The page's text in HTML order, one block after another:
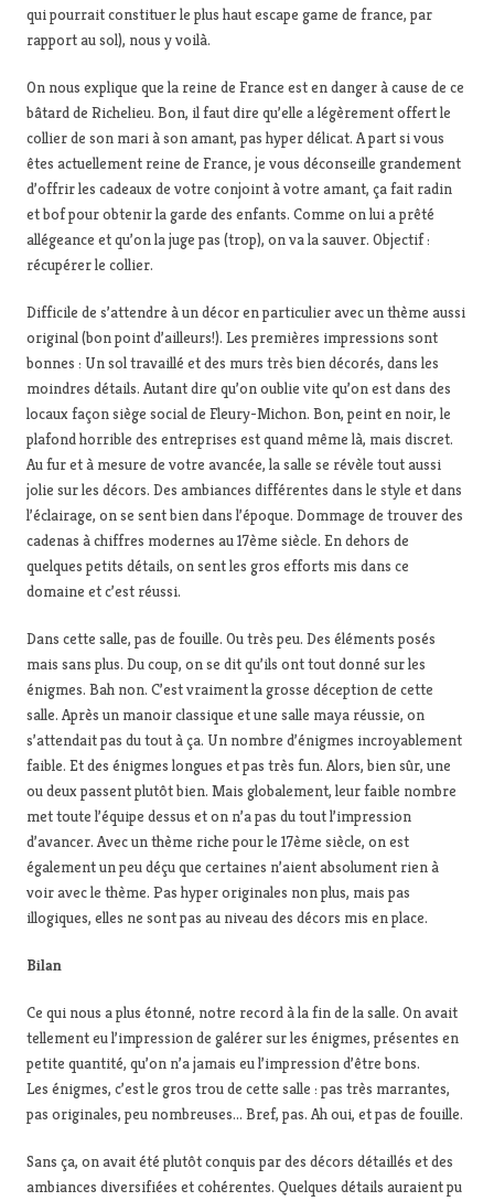
qui pourrait constituer le plus haut escape game de france, par
rapport au sol), nous y voilà.
On nous explique que la reine de France est en danger à cause de ce
bâtard de Richelieu. Bon, il faut dire qu’elle a légèrement offert le
collier de son mari à son amant, pas hyper délicat. A part si vous
êtes actuellement reine de France, je vous déconseille grandement
d’offrir les cadeaux de votre conjoint à votre amant, ça fait radin
et bof pour obtenir la garde des enfants. Comme on lui a prêté
allégeance et qu’on la juge pas (trop), on va la sauver. Objectif :
récupérer le collier.
Difficile de s’attendre à un décor en particulier avec un thème aussi
original (bon point d’ailleurs!). Les premières impressions sont
bonnes : Un sol travaillé et des murs très bien décorés, dans les
moindres détails. Autant dire qu’on oublie vite qu’on est dans des
locaux façon siège social de Fleury-Michon. Bon, peint en noir, le
plafond horrible des entreprises est quand même là, mais discret.
Au fur et à mesure de votre avancée, la salle se révèle tout aussi
jolie sur les décors. Des ambiances différentes dans le style et dans
l’éclairage, on se sent bien dans l’époque. Dommage de trouver des
cadenas à chiffres modernes au 17ème siècle. En dehors de
quelques petits détails, on sent les gros efforts mis dans ce
domaine et c’est réussi.
Dans cette salle, pas de fouille. Ou très peu. Des éléments posés
mais sans plus. Du coup, on se dit qu’ils ont tout donné sur les
énigmes. Bah non. C’est vraiment la grosse déception de cette
salle. Après un manoir classique et une salle maya réussie, on
s’attendait pas du tout à ça. Un nombre d’énigmes incroyablement
faible. Et des énigmes longues et pas très fun. Alors, bien sûr, une
ou deux passent plutôt bien. Mais globalement, leur faible nombre
met toute l’équipe dessus et on n’a pas du tout l’impression
d’avancer. Avec un thème riche pour le 17ème siècle, on est
également un peu déçu que certaines n’aient absolument rien à
voir avec le thème. Pas hyper originales non plus, mais pas
illogiques, elles ne sont pas au niveau des décors mis en place.
Bilan
Ce qui nous a plus étonné, notre record à la fin de la salle. On avait
tellement eu l’impression de galérer sur les énigmes, présentes en
petite quantité, qu’on n’a jamais eu l’impression d’être bons.
Les énigmes, c’est le gros trou de cette salle : pas très marrantes,
pas originales, peu nombreuses… Bref, pas. Ah oui, et pas de fouille.
Sans ça, on avait été plutôt conquis par des décors détaillés et des
ambiances diversifiées et cohérentes. Quelques détails auraient pu